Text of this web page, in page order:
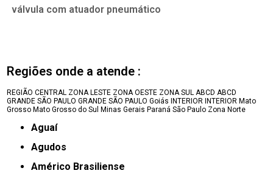
válvula com atuador pneumático
Regiões onde a atende :
REGIÃO CENTRAL ZONA LESTE ZONA OESTE ZONA SUL ABCD ABCD
GRANDE SÃO PAULO GRANDE SÃO PAULO Goiás INTERIOR INTERIOR Mato
Grosso Mato Grosso do Sul Minas Gerais Paraná São Paulo Zona Norte
Aguaí
Agudos
Américo Brasiliense